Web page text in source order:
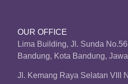
OUR OFFICE
Lima Building, Jl. Sunda
Bandung, Kota Bandung,
Jl. Kemang Raya Selatan VIII